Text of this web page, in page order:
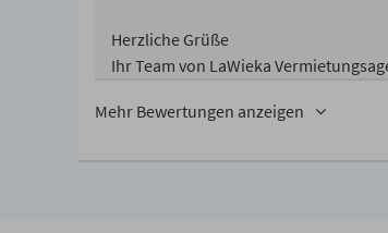
Herzliche Grüße
Ihr Team von LaWieka
Mehr Bewertungen anzeigen